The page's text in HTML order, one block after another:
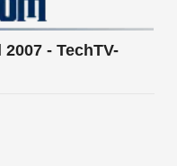
- TechTV-